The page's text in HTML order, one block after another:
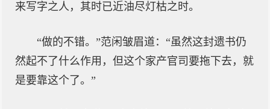
来写字之人，其时已近油尽灯枯之时。
“做的不错。”范闲皱眉道：“虽然这封遗书仍
然起不了什么作用，但这个家产官司要拖下去，就
是要靠这个了。”